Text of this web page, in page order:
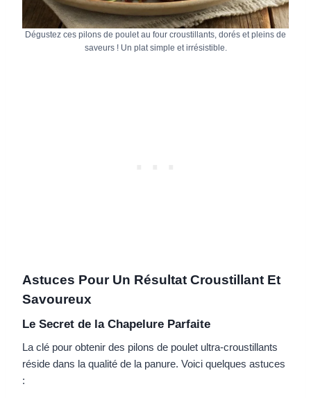
Dégustez ces pilons de poulet au four croustillants, dorés et pleins de
saveurs ! Un plat simple et irrésistible.
Astuces Pour Un Résultat Croustillant Et
Savoureux
Le Secret de la Chapelure Parfaite
La clé pour obtenir des pilons de poulet ultra-croustillants
réside dans la qualité de la panure. Voici quelques astuces
: